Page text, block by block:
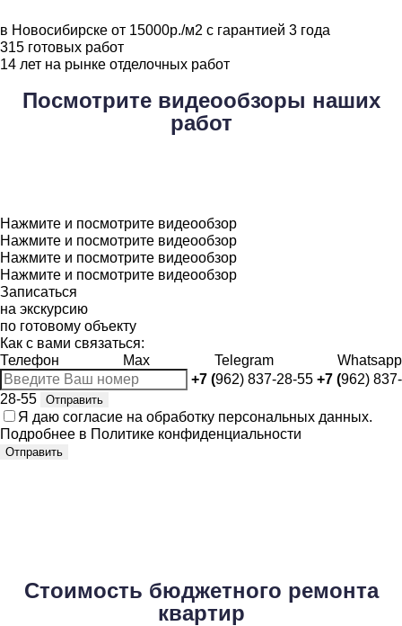
в Новосибирске от 15000р./м2 с гарантией 3 года
315 готовых работ
14 лет на рынке отделочных работ
Посмотрите видеообзоры наших
работ
Нажмите и посмотрите видеообзор
Нажмите и посмотрите видеообзор
Нажмите и посмотрите видеообзор
Нажмите и посмотрите видеообзор
Записаться
на экскурсию
по готовому объекту
Как с вами связаться:
Телефон
Max Telegram
Whatsapp
+7 (962) 837-28-55 +7 (962) 837-
28-55
Отправить
Я даю согласие на обработку персональных данных.
Подробнее в Политике конфиденциальности
Отправить
Стоимость бюджетного ремонта
квартир